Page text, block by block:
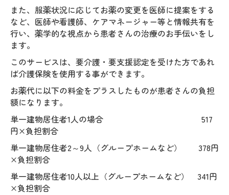
また、服薬状況に応じてお薬の変更を医師に提案をする
など、医師や看護師、ケアマネージャー等と情報共有を
行い、薬学的な視点から患者さんの治療のお手伝いをし
ます。
このサービスは、要介護・要支援認定を受けた方であれ
ば介護保険を使用する事ができます。
お薬代に以下の料金をプラスしたものが患者さんの負担
額になります。
単一建物居住者1人の場合 517
円×負担割合
単一建物居住者2～9人（グループホームなど） 378円
×負担割合
単一建物居住者10人以上（グループホームなど） 341円
×負担割合